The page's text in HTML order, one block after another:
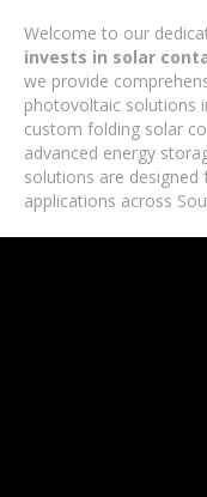
Welcome to our
invests in solar
we provide
photovoltaic solutions
custom folding solar
advanced energy
solutions are
applications across